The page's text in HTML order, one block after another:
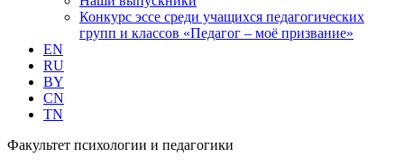
Конкурс эссе среди учащихся педагогических
групп и классов «Педагог – моё призвание»
EN
RU
BY
CN
TN
Факультет психологии и педагогики